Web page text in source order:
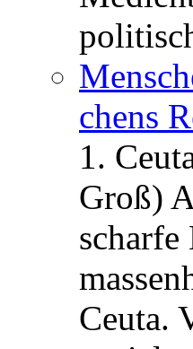
chens
1.
Groß)
Ceuta.